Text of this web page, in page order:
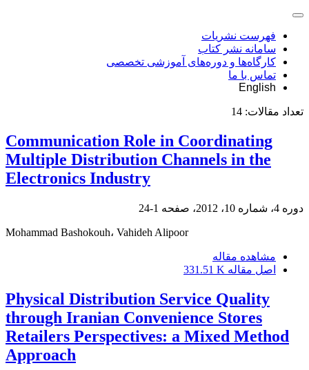
فهرست نشریات
سامانه نشر کتاب
کارگاه‌ها و دوره‌های آموزشی تخصصی
تماس با ما
English
تعداد مقالات: 14
Communication Role in Coordinating
Multiple Distribution Channels in the
Electronics Industry
دوره 4، شماره 10، 2012، صفحه 1-24
Mohammad Bashokouh، Vahideh Alipoor
مشاهده مقاله
اصل مقاله 331.51 K
Physical Distribution Service Quality
through Iranian Convenience Stores
Retailers Perspectives: a Mixed Method
Approach